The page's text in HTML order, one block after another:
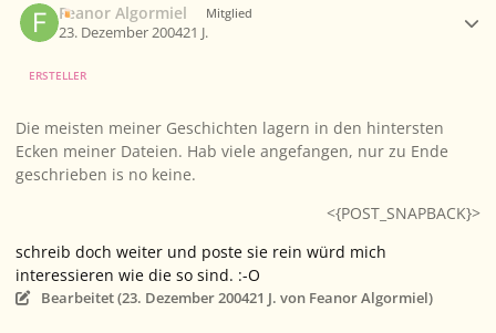
Feanor Algormiel Mitglied
23. Dezember 200421 J.
ERSTELLER
Die meisten meiner Geschichten lagern in den hintersten
Ecken meiner Dateien. Hab viele angefangen, nur zu Ende
geschrieben is no keine.
<{POST_SNAPBACK}>
schreib doch weiter und poste sie rein würd mich
interessieren wie die so sind. :-O
Bearbeitet (23. Dezember 200421 J. von Feanor Algormiel)